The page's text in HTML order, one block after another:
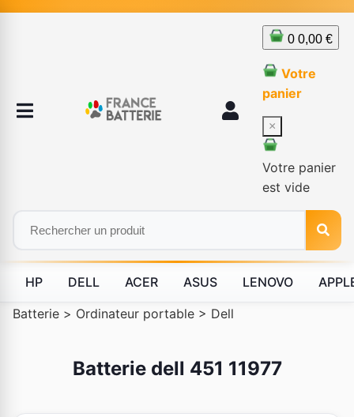
0 0,00 €
Votre
panier
×
Votre panier
est vide
HP DELL ACER ASUS LENOVO
Batterie > Ordinateur portable > Dell
Batterie dell 451 11977